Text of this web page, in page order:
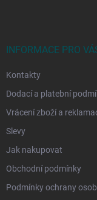
INFORMACE PRO
Kontakty
Dodací a platební
Vrácení zboží a
Slevy
Jak nakupovat
Obchodní podmínky
Podmínky ochrany